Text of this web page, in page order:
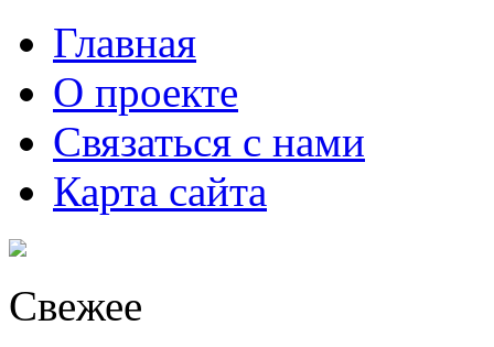
Главная
О проекте
Связаться с нами
Карта сайта
Свежее